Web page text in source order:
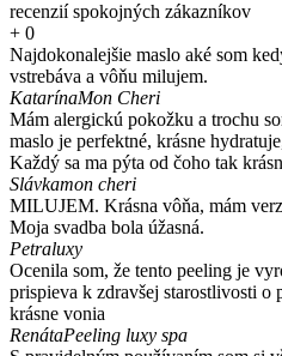
recenzií spokojných zákazníkov
+ 0
Najdokonalejšie maslo aké som
vstrebáva a vôňu milujem.
KatarínaMon Cheri
Mám alergickú pokožku a trochu
maslo je perfektné, krásne
Každý sa ma pýta od čoho tak
Slávkamon cheri
MILUJEM. Krásna vôňa, mám
Moja svadba bola úžasná.
Petraluxy
Ocenila som, že tento peeling je
prispieva k zdravšej starostlivosti o
krásne vonia
RenátaPeeling luxy spa